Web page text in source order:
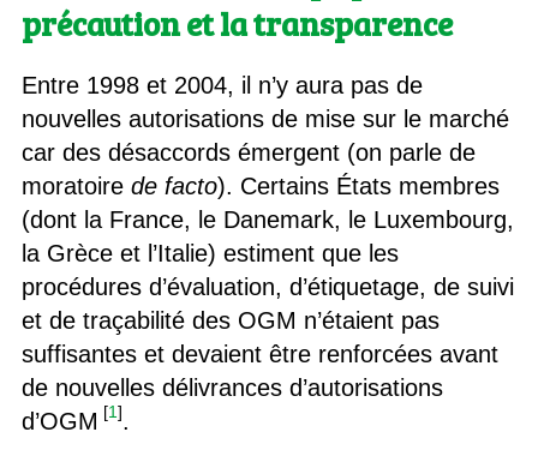
précaution et la transparence
Entre 1998 et 2004, il n’y aura pas de
nouvelles autorisations de mise sur le marché
car des désaccords émergent (on parle de
moratoire de facto). Certains États membres
(dont la France, le Danemark, le Luxembourg,
la Grèce et l’Italie) estiment que les
procédures d’évaluation, d’étiquetage, de suivi
et de traçabilité des OGM n’étaient pas
suffisantes et devaient être renforcées avant
de nouvelles délivrances d’autorisations
d’OGM [1].